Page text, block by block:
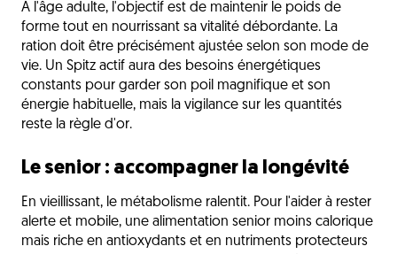
À l'âge adulte, l'objectif est de maintenir le poids de
forme tout en nourrissant sa vitalité débordante. La
ration doit être précisément ajustée selon son mode de
vie. Un Spitz actif aura des besoins énergétiques
constants pour garder son poil magnifique et son
énergie habituelle, mais la vigilance sur les quantités
reste la règle d'or.
Le senior : accompagner la longévité
En vieillissant, le métabolisme ralentit. Pour l'aider à rester
alerte et mobile, une alimentation senior moins calorique
mais riche en antioxydants et en nutriments protecteurs